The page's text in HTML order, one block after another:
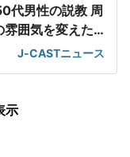
代男性の説教 周
雰囲気を変えた
」J-CASTニュース
示